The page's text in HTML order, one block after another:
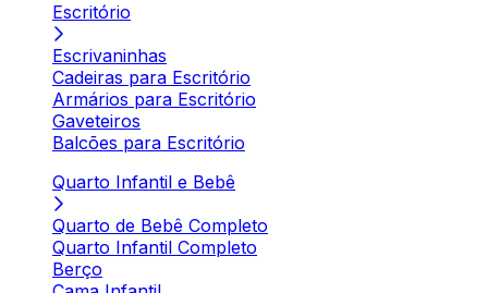
Escritório
Escrivaninhas
Cadeiras para Escritório
Armários para Escritório
Gaveteiros
Balcões para Escritório
Quarto Infantil e Bebê
Quarto de Bebê Completo
Quarto Infantil Completo
Berço